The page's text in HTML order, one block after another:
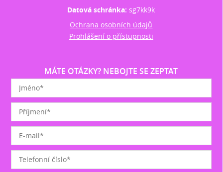
Datová schránka:sg7kk9k
Ochrana osobních údajů
Prohlášení o přístupnosti
MÁTE OTÁZKY? NEBOJTE SE ZEPTAT